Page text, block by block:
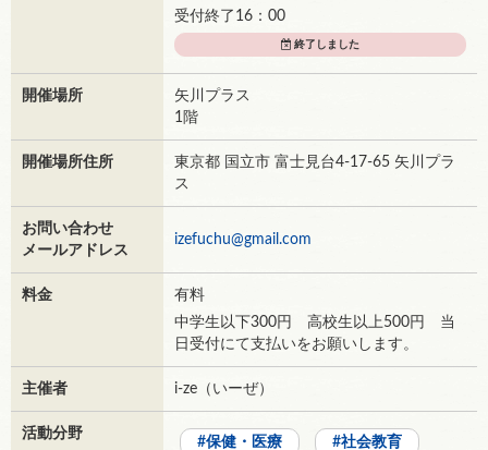
受付終了16：00
終了しました
開催場所
矢川プラス
1階
開催場所住所
東京都 国立市 富士見台4-17-65 矢川プラ
ス
お問い合わせ
メールアドレス
izefuchu@gmail.com
料金
有料
中学生以下300円 高校生以上500円 当
日受付にて支払いをお願いします。
主催者 i-ze（いーぜ）
活動分野
保健・医療 社会教育